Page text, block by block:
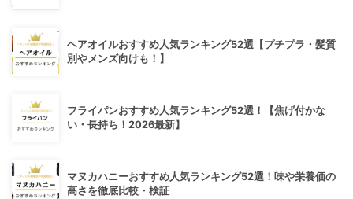
ヘアオイルおすすめ人気ランキング52選【プチプラ・髪質
別やメンズ向けも！】
フライパンおすすめ人気ランキング52選！【焦げ付かな
い・長持ち！2026最新】
マヌカハニーおすすめ人気ランキング52選！味や栄養価の
高さを徹底比較・検証